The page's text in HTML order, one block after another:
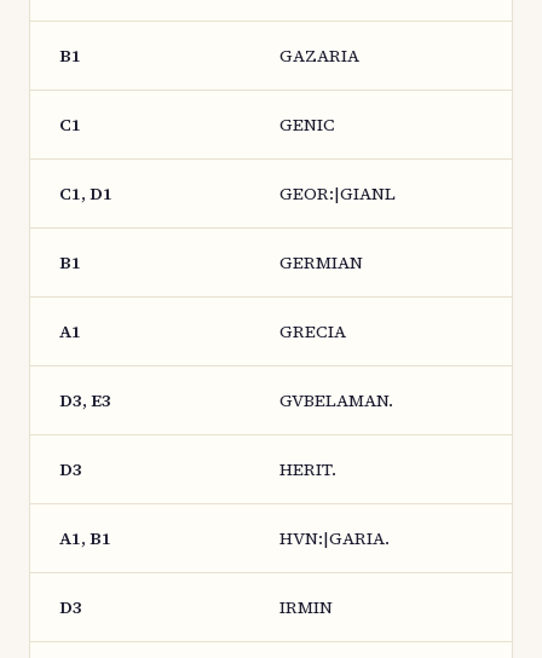
B1 GAZARIA
C1 GENIC
C1, D1 GEOR:|GIANL
B1 GERMIAN
A1 GRECIA
D3, E3 GVBELAMAN.
D3 HERIT.
A1, B1 HVN:|GARIA.
D3 IRMIN